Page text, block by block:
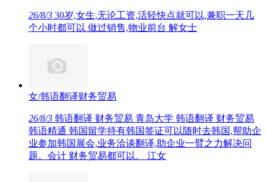
26/8/3 30岁,女生,无论工资,活轻快点就可以,兼职一天几
个小时都可以 做过销售,物业前台 解女士
女/韩语翻译财务贸易
26/8/3 韩语翻译 财务贸易 青岛大学 韩语翻译 财务贸易
韩语精通 韩国留学持有韩国签证可以随时去韩国,帮助企
业参加韩国展会,业务洽谈翻译,助企业一臂之力解决问
题。会计 财务贸易都可以。 江女